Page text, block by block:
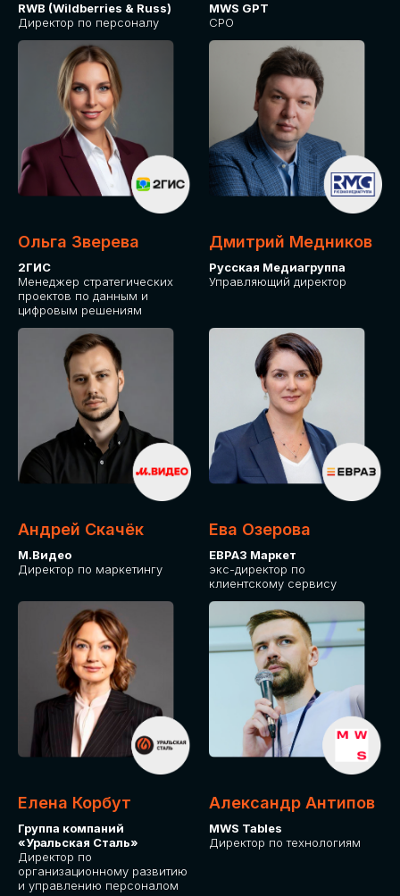
RWB (Wildberries & Russ)
Директор по персоналу
MWS GPT
CPO
Ольга Зверева
2ГИС
Менеджер стратегических
проектов по данным и
цифровым решениям
Дмитрий Медников
Русская Медиагруппа
Управляющий директор
Андрей Скачёк
М.Видео
Директор по маркетингу
Ева Озерова
ЕВРАЗ Маркет
экс-директор по
клиентскому сервису
Елена Корбут
Группа компаний
«Уральская Сталь»
Директор по
организационному развитию
и управлению персоналом
Александр Антипов
MWS Tables
Директор по технологиям